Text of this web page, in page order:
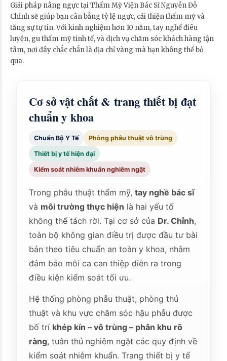
Giải pháp nâng ngực tại Thẩm Mỹ Viện Bác Sĩ Nguyễn Đỗ
Chỉnh sẽ giúp bạn cân bằng tỷ lệ ngực, cải thiện thẩm mỹ và
tăng sự tự tin. Với kinh nghiệm hơn 10 năm, tay nghề điêu
luyện, gu thẩm mỹ tinh tế, và dịch vụ chăm sóc khách hàng tận
tâm, nơi đây chắc chắn là địa chỉ vàng mà bạn không thể bỏ
qua.
Cơ sở vật chất & trang thiết bị đạt
chuẩn y khoa
Chuẩn Bộ Y Tế Phòng phẫu thuật vô trùng
Thiết bị y tế hiện đại
Kiểm soát nhiễm khuẩn nghiêm ngặt
Trong phẫu thuật thẩm mỹ,tay nghề bác sĩ
và môi trường thực hiện là hai yếu tố
không thể tách rời. Tại cơ sở của Dr. Chỉnh,
toàn bộ không gian điều trị được đầu tư bài
bản theo tiêu chuẩn an toàn y khoa, nhằm
đảm bảo mỗi ca can thiệp diễn ra trong
điều kiện kiểm soát tối ưu.
Hệ thống phòng phẫu thuật, phòng thủ
thuật và khu vực chăm sóc hậu phẫu được
bố trí khép kín – vô trùng – phân khu rõ
ràng, tuân thủ nghiêm ngặt các quy định về
kiểm soát nhiễm khuẩn. Trang thiết bị y tế